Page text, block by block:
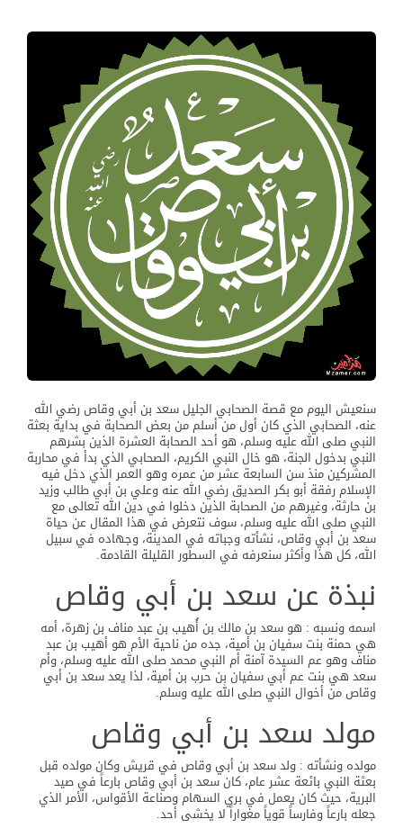
سنعيش اليوم مع قصة الصحابي الجليل سعد بن أبي وقاص رضي الله
عنه، الصحابي الذي كان أول من أسلم من بعض الصحابة في بداية بعثة
النبي صلى الله عليه وسلم، هو أحد الصحابة العشرة الذين بشرهم
النبي بدخول الجنة، هو خال النبي الكريم، الصحابي الذي بدأ في محاربة
المشركين منذ سن السابعة عشر من عمره وهو العمر الذي دخل فيه
الإسلام رفقة أبو بكر الصديق رضي الله عنه وعلي بن أبي طالب وزيد
بن حارثة، وغيرهم من الصحابة الذين دخلوا في دين الله تعالى مع
النبي صلى الله عليه وسلم، سوف نتعرض في هذا المقال عن حياة
سعد بن أبي وقاص، نشأته وجباته في المدينة، وجهاده في سبيل
الله، كل هذا وأكثر سنعرفه في السطور القليلة القادمة.
نبذة عن سعد بن أبي وقاص
اسمه ونسبه : هو سعد بن مالك بن أُهيب بن عبد مناف بن زهرة، أمه
هي حمنة بنت سفيان بن أمية، جده من ناحية الأم هو أهيب بن عبد
مناف وهو عم السيدة آمنة أم النبي محمد صلى الله عليه وسلم، وأم
سعد هي بنت عم أبي سفيان بن حرب بن أمية، لذا يعد سعد بن أبي
وقاص من أخوال النبي صلى الله عليه وسلم.
مولد سعد بن أبي وقاص
مولده ونشأته : ولد سعد بن أبي وقاص في قريش وكان مولده قبل
بعثة النبي بائعة عشر عام، كان سعد بن أبي وقاص بارعاً في صيد
البرية، حيث كان يعمل في بري السهام وصناعة الأقواس، الأمر الذي
جعله بارعاً وفارساً قوياً مغواراً لا يخشى أحد.